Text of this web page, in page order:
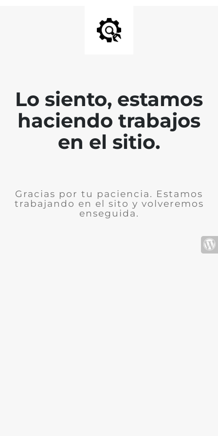
Lo siento, estamos
haciendo trabajos
en el sitio.
Gracias por tu paciencia. Estamos
trabajando en el sito y volveremos
enseguida.